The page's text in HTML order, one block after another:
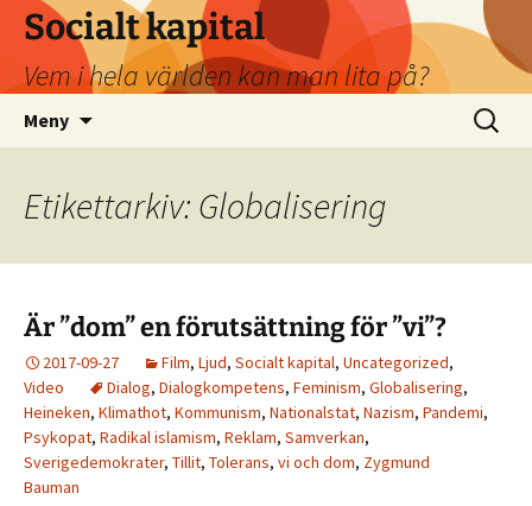
Socialt kapital
Vem i hela världen kan man lita på?
Meny
Sök
efter:
Etikettarkiv: Globalisering
Är ”dom” en förutsättning för ”vi”?
2017-09-27 Film, Ljud, Socialt kapital, Uncategorized,
Video
Dialog, Dialogkompetens, Feminism, Globalisering,
Heineken, Klimathot, Kommunism, Nationalstat, Nazism, Pandemi,
Psykopat, Radikal islamism, Reklam, Samverkan,
Sverigedemokrater, Tillit, Tolerans, vi och dom, Zygmund
Bauman